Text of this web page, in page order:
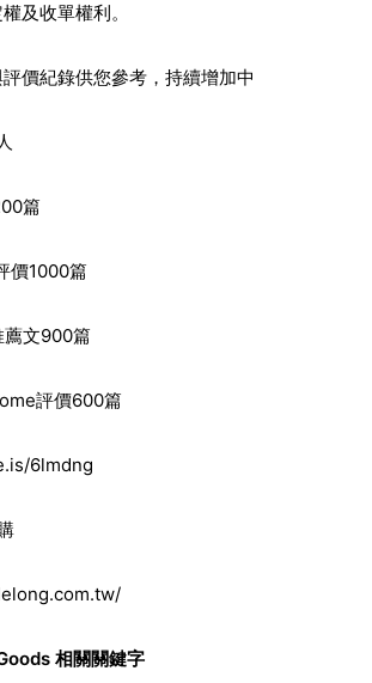
及收單權利。
價紀錄供您參考，持續增加中
篇
價1000篇
文900篇
評價600篇
6lmdng
相關關鍵字